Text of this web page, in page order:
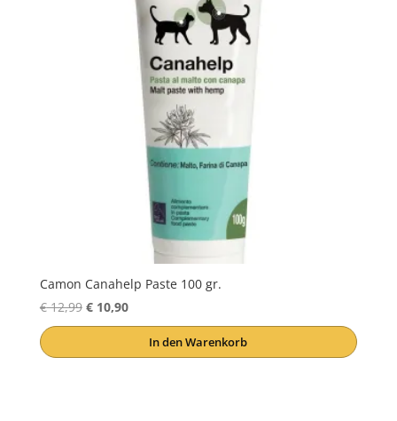
Camon Canahelp Paste 100 gr.
€12,99 Ursprünglicher
Preis
€10,90Aktueller
Preis
In den Warenkorb